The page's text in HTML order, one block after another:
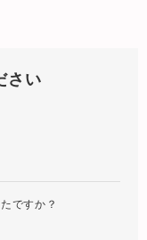
さい
ですか？